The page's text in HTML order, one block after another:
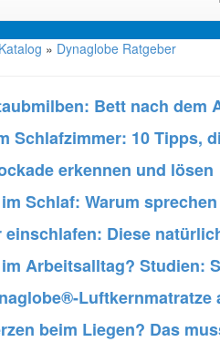
Katalog » Dynaglobe Ratgeber
Bett nach dem
Schlafzimmer: 10 Tipps,
erkennen und lösen
Schlaf: Warum
einschlafen: Diese
Arbeitsalltag? Studien:
Luftkernmatratze
beim Liegen? Das